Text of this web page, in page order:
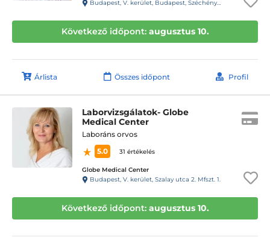
Budapest, V. kerület, Budapest, Széchényi tér 7/8. (volt Roosevelt tér) C torony
Következő időpont: augusztus 10.
Árlista Összes időpont Profil
Laborvizsgálatok- Globe
Medical Center
Laboráns orvos
5.0
31 értékelés
Globe Medical Center
Budapest, V. kerület, Szalay utca 2. Mfszt. 1.
Következő időpont: augusztus 10.